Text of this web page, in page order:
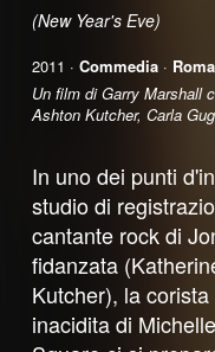
(New Year's Eve)
2011 · Commedia·
Un film di Garry Marshall
Ashton Kutcher, Carla
In uno dei punti
studio di
cantante rock di
fidanzata
Kutcher), la
inacidita di